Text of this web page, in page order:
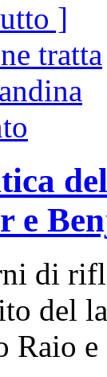
]
e
di
del
Raio e